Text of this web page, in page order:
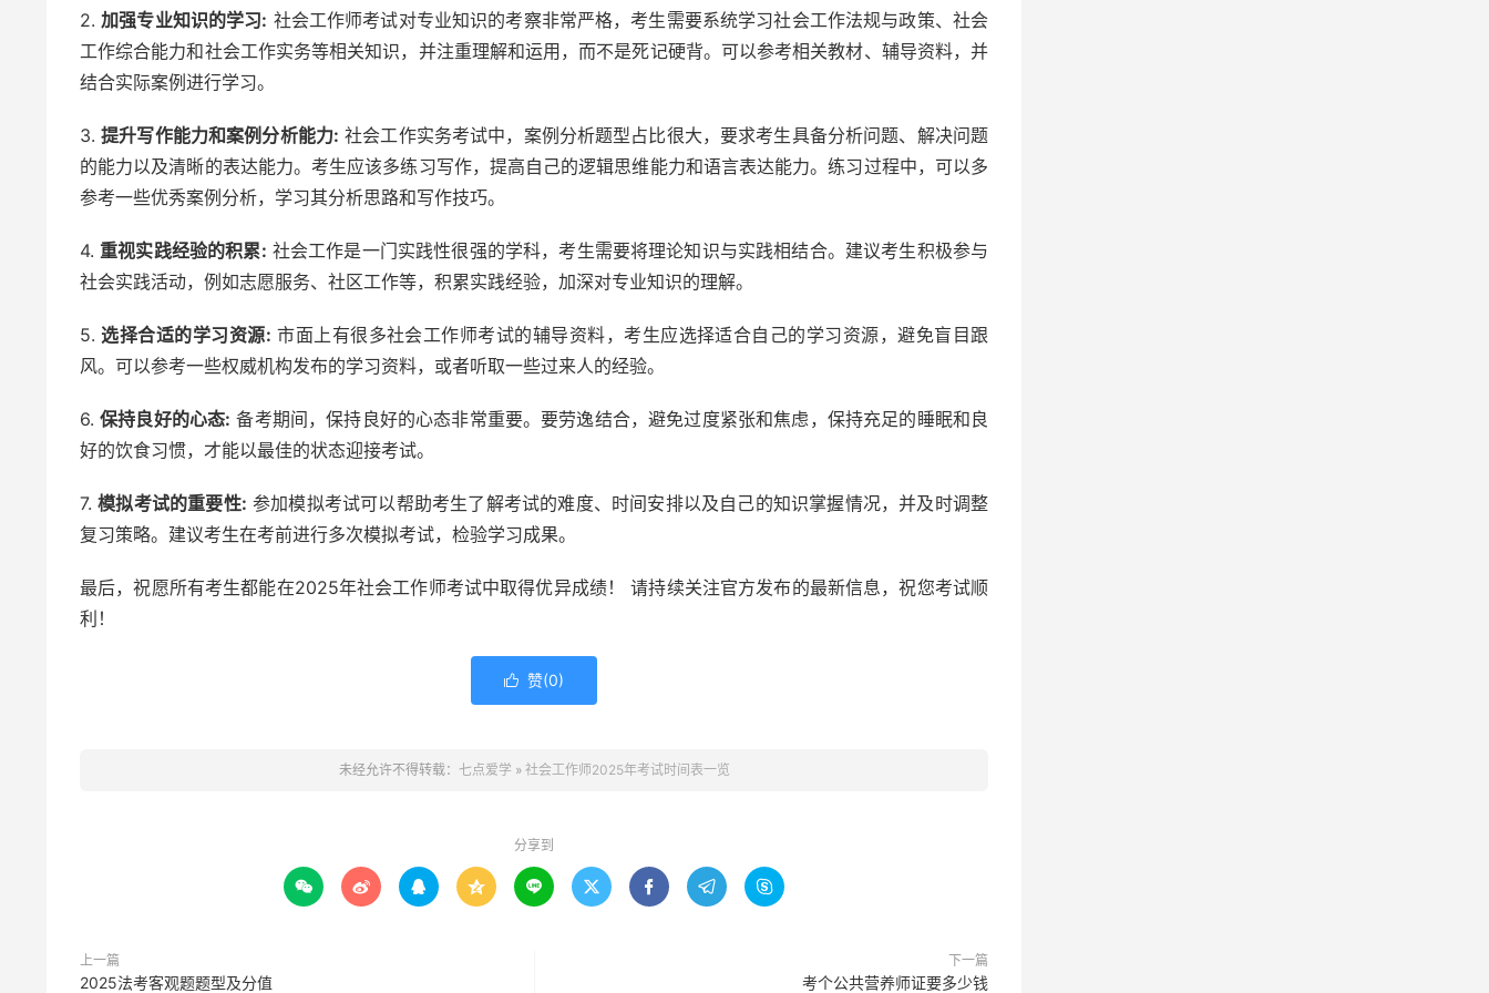
2.加强专业知识的学习: 社会工作师考试对专业知识的考察非常严格，考生需要系统学习社会工作法规与政策、社会
工作综合能力和社会工作实务等相关知识，并注重理解和运用，而不是死记硬背。可以参考相关教材、辅导资料，并
结合实际案例进行学习。
3.提升写作能力和案例分析能力: 社会工作实务考试中，案例分析题型占比很大，要求考生具备分析问题、解决问题
的能力以及清晰的表达能力。考生应该多练习写作，提高自己的逻辑思维能力和语言表达能力。练习过程中，可以多
参考一些优秀案例分析，学习其分析思路和写作技巧。
4. 重视实践经验的积累: 社会工作是一门实践性很强的学科，考生需要将理论知识与实践相结合。建议考生积极参与
社会实践活动，例如志愿服务、社区工作等，积累实践经验，加深对专业知识的理解。
5. 选择合适的学习资源: 市面上有很多社会工作师考试的辅导资料，考生应选择适合自己的学习资源，避免盲目跟
风。可以参考一些权威机构发布的学习资料，或者听取一些过来人的经验。
6.保持良好的心态: 备考期间，保持良好的心态非常重要。要劳逸结合，避免过度紧张和焦虑，保持充足的睡眠和良
好的饮食习惯，才能以最佳的状态迎接考试。
7.模拟考试的重要性: 参加模拟考试可以帮助考生了解考试的难度、时间安排以及自己的知识掌握情况，并及时调整
复习策略。建议考生在考前进行多次模拟考试，检验学习成果。
最后，祝愿所有考生都能在2025年社会工作师考试中取得优异成绩！ 请持续关注官方发布的最新信息，祝您考试顺
利！
 赞(0)
未经允许不得转载： 七点爱学 » 社会工作师2025年考试时间表一览
分享到
        
上一篇
2025法考客观题题型及分值
下一篇
考个公共营养师证要多少钱